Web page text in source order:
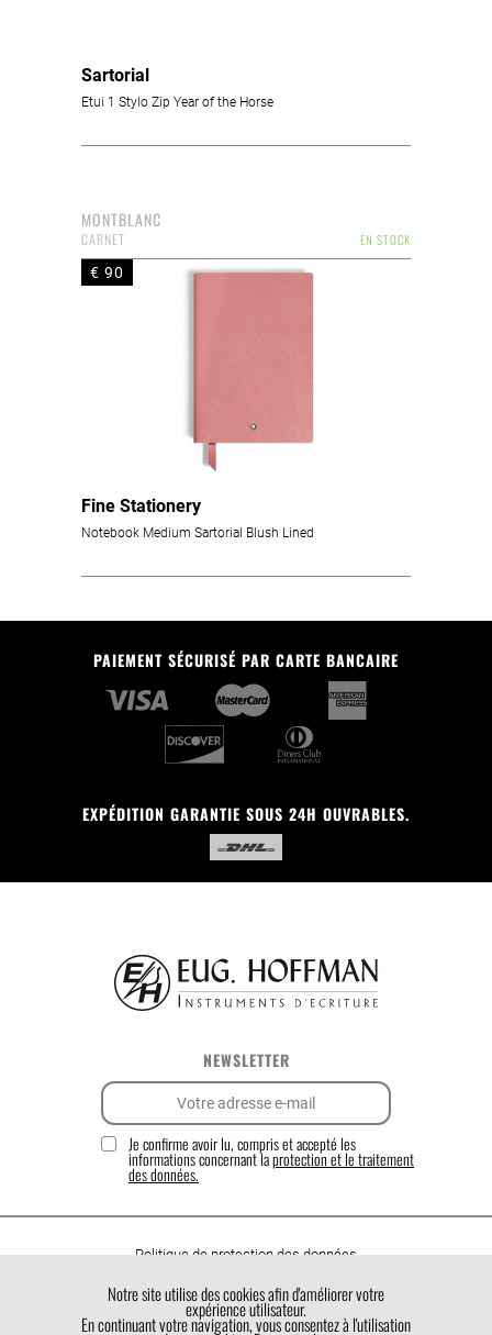
Sartorial
Etui 1 Stylo Zip Year of the Horse
MONTBLANC
EN STOCK
CARNET
€ 90
Fine Stationery
Notebook Medium Sartorial Blush Lined
PAIEMENT SÉCURISÉ PAR CARTE BANCAIRE
EXPÉDITION GARANTIE SOUS 24H OUVRABLES.
NEWSLETTER
Je confirme avoir lu, compris et accepté les
informations concernant laprotection et le traitement
des données.
Politique de protection des données
Politique de cookies
Conditions générales de vente
Notre site utilise des cookies afin d'améliorer votre
expérience utilisateur.
En continuant votre navigation, vous consentez à l'utilisation